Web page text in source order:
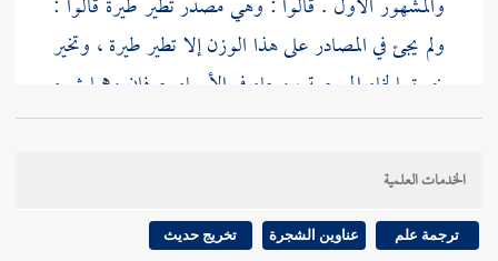
ولم يجئ في المصادر على هذا الوزن إلا تطير طيرة ، وتخير
خيرة بالخاء المعجمة ، وجاء في الأسماء حرفان وهما شيء
طيبة أي طيب ، و ( التولة ) بكسر التاء المثناة وضمها
وهو نوع من السحر ، وقيل : يشبه السحر . وقال
الأصمعي
الخدمات العلمية
ترجمة علم عناوين الشجرة تخريج حديث